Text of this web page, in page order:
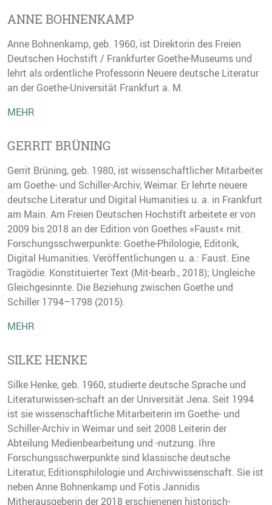
ANNE BOHNENKAMP
Anne Bohnenkamp, geb. 1960, ist Direktorin des Freien
Deutschen Hochstift / Frankfurter Goethe-Museums und
lehrt als ordentliche Professorin Neuere deutsche Literatur
an der Goethe-Universität Frankfurt a. M.
MEHR
GERRIT BRÜNING
Gerrit Brüning, geb. 1980, ist wissenschaftlicher Mitarbeiter
am Goethe- und Schiller-Archiv, Weimar. Er lehrte neuere
deutsche Literatur und Digital Humanities u. a. in Frankfurt
am Main. Am Freien Deutschen Hochstift arbeitete er von
2009 bis 2018 an der Edition von Goethes »Faust« mit.
Forschungsschwerpunkte: Goethe-Philologie, Editorik,
Digital Humanities. Veröffentlichungen u. a.: Faust. Eine
Tragödie. Konstituierter Text (Mit-bearb., 2018); Ungleiche
Gleichgesinnte. Die Beziehung zwischen Goethe und
Schiller 1794–1798 (2015).
MEHR
SILKE HENKE
Silke Henke, geb. 1960, studierte deutsche Sprache und
Literaturwissen-schaft an der Universität Jena. Seit 1994
ist sie wissenschaftliche Mitarbeiterin im Goethe- und
Schiller-Archiv in Weimar und seit 2008 Leiterin der
Abteilung Medienbearbeitung und -nutzung. Ihre
Forschungsschwerpunkte sind klassische deutsche
Literatur, Editionsphilologie und Archivwissenschaft. Sie ist
neben Anne Bohnenkamp und Fotis Jannidis
Mitherausgeberin der 2018 erschienenen historisch-